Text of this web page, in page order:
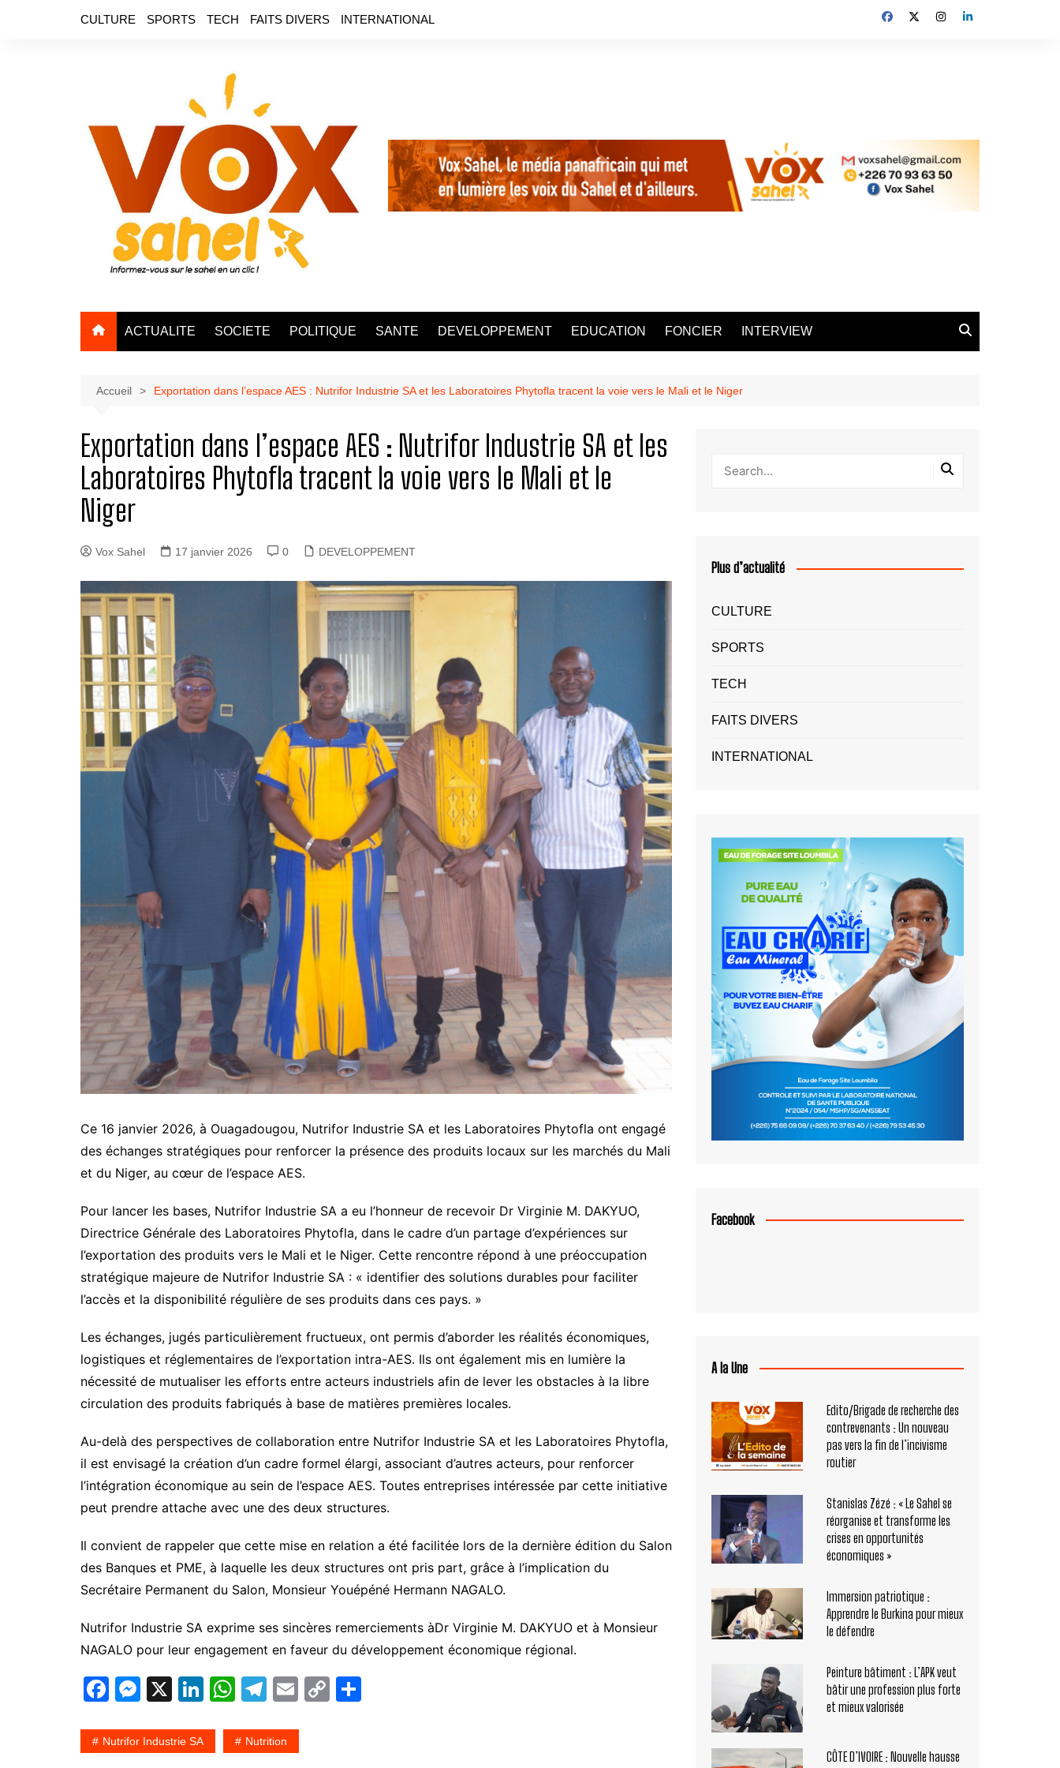
CULTURE SPORTS TECH FAITS DIVERS INTERNATIONAL
ACTUALITE SOCIETE POLITIQUE SANTE DEVELOPPEMENT EDUCATION FONCIER INTERVIEW
Accueil Exportation dans l’espace AES : Nutrifor Industrie SA et les Laboratoires Phytofla tracent la voie vers le Mali et le Niger
Exportation dans l’espace AES : Nutrifor Industrie SA et les
Laboratoires Phytofla tracent la voie vers le Mali et le
Niger
Vox Sahel 17 janvier 2026 0 DEVELOPPEMENT
Ce 16 janvier 2026, à Ouagadougou, Nutrifor Industrie SA et les Laboratoires Phytofla ont engagé
des échanges stratégiques pour renforcer la présence des produits locaux sur les marchés du Mali
et du Niger, au cœur de l’espace AES.
Pour lancer les bases, Nutrifor Industrie SA a eu l’honneur de recevoir Dr Virginie M. DAKYUO,
Directrice Générale des Laboratoires Phytofla, dans le cadre d’un partage d’expériences sur
l’exportation des produits vers le Mali et le Niger. Cette rencontre répond à une préoccupation
stratégique majeure de Nutrifor Industrie SA : « identifier des solutions durables pour faciliter
l’accès et la disponibilité régulière de ses produits dans ces pays. »
Les échanges, jugés particulièrement fructueux, ont permis d’aborder les réalités économiques,
logistiques et réglementaires de l’exportation intra-AES. Ils ont également mis en lumière la
nécessité de mutualiser les efforts entre acteurs industriels afin de lever les obstacles à la libre
circulation des produits fabriqués à base de matières premières locales.
Au-delà des perspectives de collaboration entre Nutrifor Industrie SA et les Laboratoires Phytofla,
il est envisagé la création d’un cadre formel élargi, associant d’autres acteurs, pour renforcer
l’intégration économique au sein de l’espace AES. Toutes entreprises intéressée par cette initiative
peut prendre attache avec une des deux structures.
Il convient de rappeler que cette mise en relation a été facilitée lors de la dernière édition du Salon
des Banques et PME, à laquelle les deux structures ont pris part, grâce à l’implication du
Secrétaire Permanent du Salon, Monsieur Youépéné Hermann NAGALO.
Nutrifor Industrie SA exprime ses sincères remerciements àDr Virginie M. DAKYUO et à Monsieur
NAGALO pour leur engagement en faveur du développement économique régional.
F
c
M
s
X
Li
k
W
at
T
e
E
ai
C
Nutrifor Industrie SA Nutrition
Plus d’actualité
CULTURE
SPORTS
TECH
FAITS DIVERS
INTERNATIONAL
Facebook
A la Une
Edito/Brigade de recherche des
contrevenants : Un nouveau
pas vers la fin de l’incivisme
routier
Stanislas Zézé : « Le Sahel se
réorganise et transforme les
crises en opportunités
économiques »
Immersion patriotique :
Apprendre le Burkina pour mieux
le défendre
Peinture bâtiment : L’APK veut
bâtir une profession plus forte
et mieux valorisée
CÔTE D’IVOIRE : Nouvelle hausse